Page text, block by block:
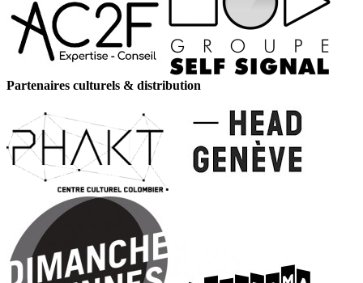
Partenaires culturels & distribution